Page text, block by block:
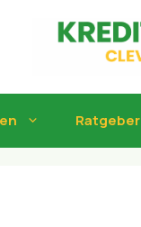
Ratgeber